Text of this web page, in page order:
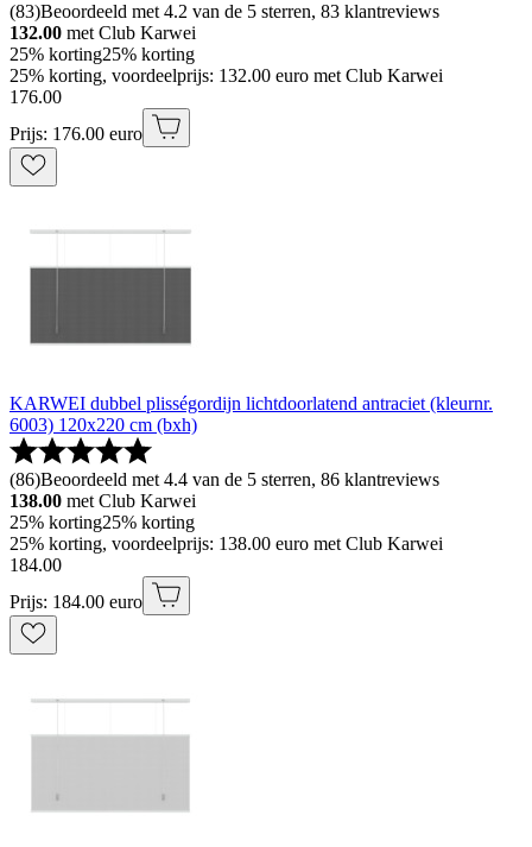
(83)Beoordeeld met 4.2 van de 5 sterren, 83 klantreviews
132.00 met Club Karwei
25% korting25% korting
25% korting, voordeelprijs: 132.00 euro met Club Karwei
176.00
Prijs: 176.00 euro
KARWEI dubbel plisségordijn lichtdoorlatend antraciet (kleurnr.
6003) 120x220 cm (bxh)
(86)Beoordeeld met 4.4 van de 5 sterren, 86 klantreviews
138.00 met Club Karwei
25% korting25% korting
25% korting, voordeelprijs: 138.00 euro met Club Karwei
184.00
Prijs: 184.00 euro